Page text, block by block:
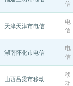
信
天津天津市电信
电
信
湖南怀化市电信
电
信
山西吕梁市移动
移
动